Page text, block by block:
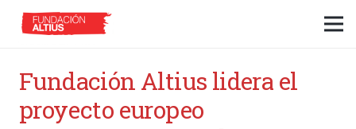
Fundación Altius lidera el
proyecto europeo